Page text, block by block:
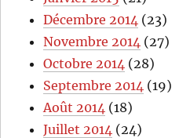
Décembre 2014 (23)
Novembre 2014 (27)
Octobre 2014 (28)
Septembre 2014 (19)
Août 2014 (18)
Juillet 2014 (24)